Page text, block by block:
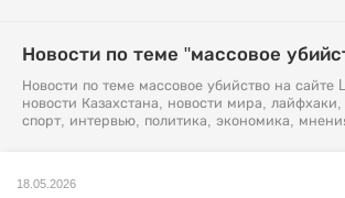
Новости по теме "массовое
Новости по теме массовое убийство на сайте
новости Казахстана, новости мира,
спорт, интервью, политика, экономика,
18.05.2026